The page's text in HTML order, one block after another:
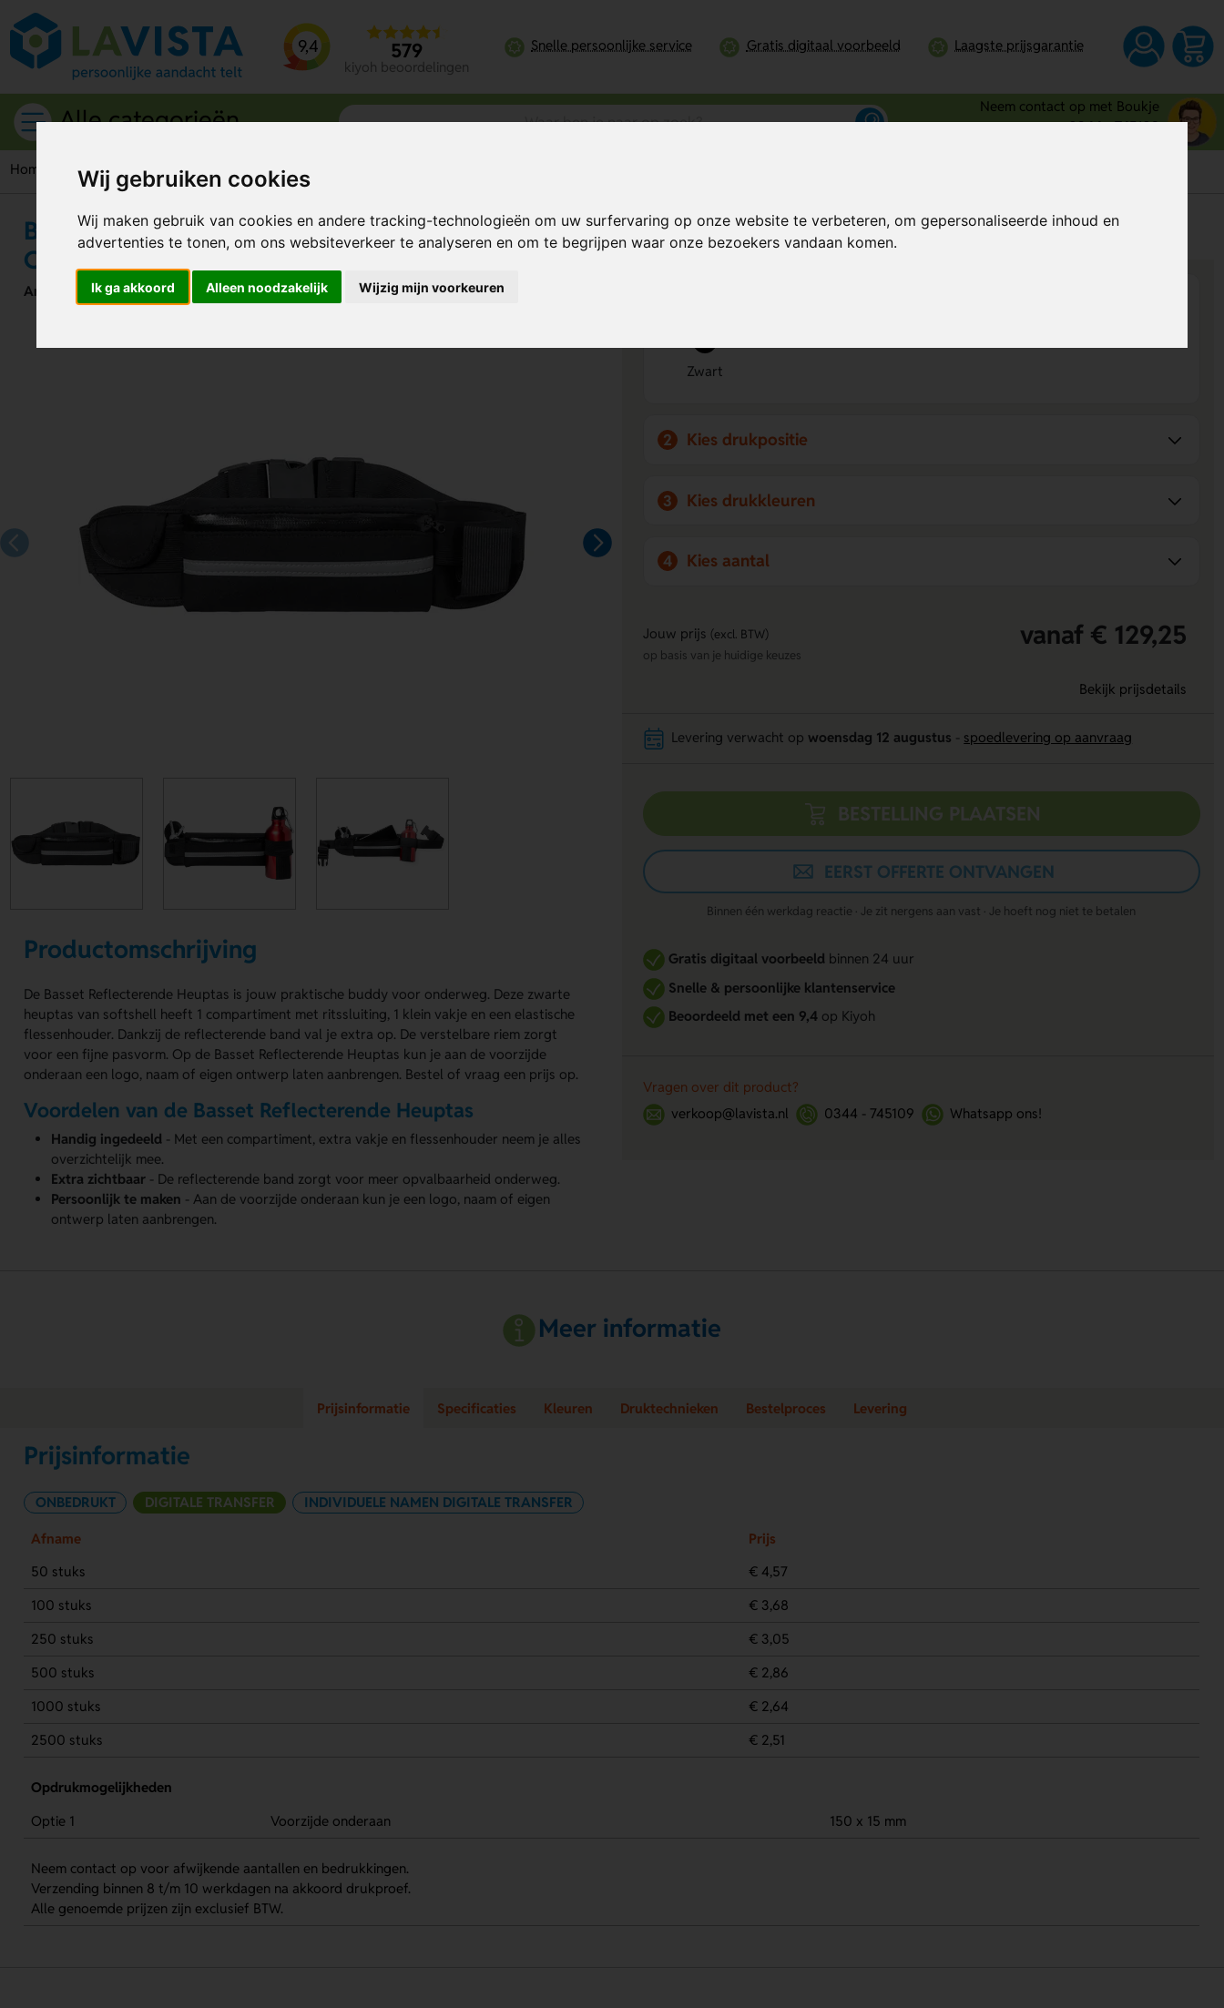
Wij gebruiken cookies
Wij maken gebruik van cookies en andere tracking-technologieën om uw surfervaring op onze website te verbeteren, om gepersonaliseerde inhoud en
advertenties te tonen, om ons websiteverkeer te analyseren en om te begrijpen waar onze bezoekers vandaan komen.
Ik ga akkoord Alleen noodzakelijk Wijzig mijn voorkeuren
9,4 579
kiyoh beoordelingen
Snelle persoonlijke service Gratis digitaal voorbeeld Laagste prijsgarantie
Alle categorieën
Neem contact op met Boukje
0344 - 745109
Home Tassen Heuptassen Basset Reflecterende Heuptas – Veilig, Stijlvol en Compact
Basset Reflecterende Heuptas – Veilig, Stijlvol en
Compact
Artikelnummer:318059
Productomschrijving
De Basset Reflecterende Heuptas is jouw praktische buddy voor onderweg. Deze zwarte
heuptas van softshell heeft 1 compartiment met ritssluiting, 1 klein vakje en een elastische
flessenhouder. Dankzij de reflecterende band val je extra op. De verstelbare riem zorgt
voor een fijne pasvorm. Op de Basset Reflecterende Heuptas kun je aan de voorzijde
onderaan een logo, naam of eigen ontwerp laten aanbrengen. Bestel of vraag een prijs op.
Voordelen van de Basset Reflecterende Heuptas
Handig ingedeeld - Met een compartiment, extra vakje en flessenhouder neem je alles
overzichtelijk mee.
Extra zichtbaar - De reflecterende band zorgt voor meer opvalbaarheid onderweg.
Persoonlijk te maken - Aan de voorzijde onderaan kun je een logo, naam of eigen
ontwerp laten aanbrengen.
Bereken mijn prijs Al vanaf€ 2,51per stuk (excl. BTW)
Zwart
2 Kies drukpositie
3 Kies drukkleuren
4 Kies aantal
Jouw prijs (excl. BTW) vanaf € 129,25
op basis van je huidige keuzes
Bekijk prijsdetails
Levering verwacht op woensdag 12 augustus spoedlevering op aanvraag
BESTELLING PLAATSEN
EERST OFFERTE ONTVANGEN
Binnen één werkdag reactie · Je zit nergens aan vast · Je hoeft nog niet te betalen
Gratis digitaal voorbeeldbinnen 24 uur
Snelle & persoonlijke klantenservice
Beoordeeld met een 9,4op Kiyoh
Vragen over dit product?
verkoop@lavista.nl
0344 - 745109 Whatsapp ons!
Meer informatie
Prijsinformatie Specificaties Kleuren Druktechnieken Bestelproces Levering
Prijsinformatie
ONBEDRUKT DIGITALE TRANSFER INDIVIDUELE NAMEN DIGITALE TRANSFER
Afname
Prijs
50 stuks
€ 4,57
100 stuks
€ 3,68
250 stuks
€ 3,05
500 stuks
€ 2,86
1000 stuks
€ 2,64
2500 stuks
€ 2,51
Opdrukmogelijkheden
Optie 1
Voorzijde onderaan 150 x 15 mm
Neem contact op voor afwijkende aantallen en bedrukkingen.
Verzending binnen 8 t/m 10 werkdagen na akkoord drukproef.
Alle genoemde prijzen zijn exclusief BTW.